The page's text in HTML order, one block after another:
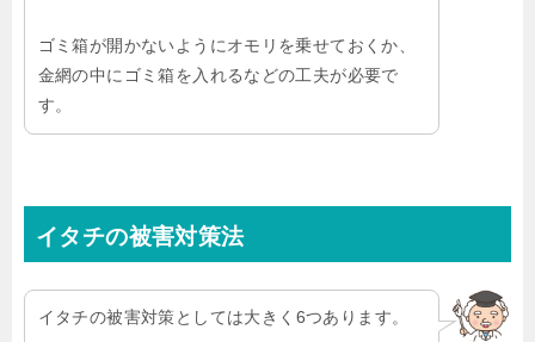
ゴミ箱が開かないようにオモリを乗せておくか、
金網の中にゴミ箱を入れるなどの工夫が必要で
す。
イタチの被害対策法
イタチの被害対策としては大きく 6つあります。